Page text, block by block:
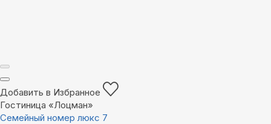
Добавить в Избранное
Гостиница «Лоцман»
Семейный номер люкс 7